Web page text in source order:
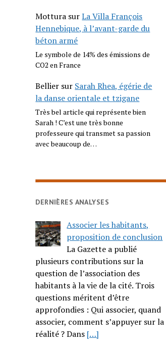
Mottura surLa Villa François
Hennebique, à l’avant-garde du
béton armé
Le symbole de 14% des émissions de
CO2 en France
Bellier sur Sarah Rhea, égérie de
la danse orientale et tzigane
Très bel article qui représente bien
Sarah ! C’est une très bonne
professeure qui transmet sa passion
avec beaucoup de…
DERNIÈRES ANALYSES
Associer les habitants,
proposition de conclusion
La Gazette a publié
plusieurs contributions sur la
question de l’association des
habitants à la vie de la cité. Trois
questions méritent d’être
approfondies : Qui associer, quand
associer, comment s’appuyer sur la
réalité ? Dans […]